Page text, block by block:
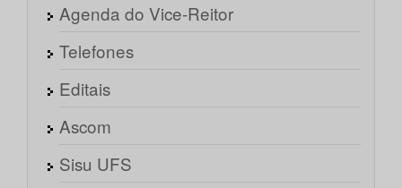
Agenda do Vice-Reitor
Telefones
Editais
Ascom
Sisu UFS